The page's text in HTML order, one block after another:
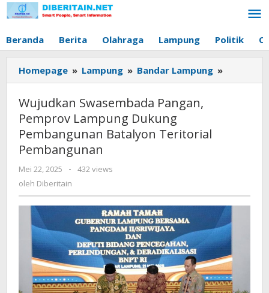
Lewati
ke
Beranda Berita Olahraga Lampung Politik
Homepage » Lampung » Bandar Lampung »
Wujudkan Swasembada Pangan,
Pemprov Lampung Dukung
Pembangunan Batalyon Teritorial
Pembangunan
Mei 22, 2025
oleh
Diberitain
-
432 views
oleh Diberitain